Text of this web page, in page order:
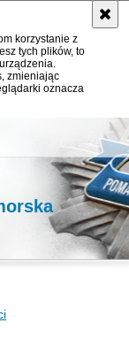
korzystanie z
tych plików, to
zmieniając
oznacza